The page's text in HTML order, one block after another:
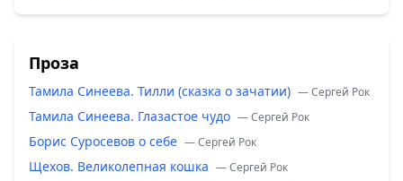
Проза
Тамила Синеева. Тилли (сказка о зачатии) — Сергей Рок
Тамила Синеева. Глазастое чудо — Сергей Рок
Борис Суросевов о себе — Сергей Рок
Щехов. Великолепная кошка — Сергей Рок